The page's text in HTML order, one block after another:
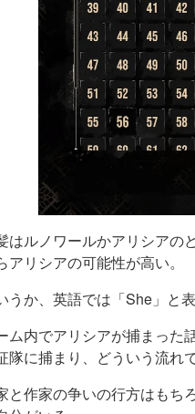
はルノワールかアリシアの
アリシアの可能性が高い。
うか、英語では「She」と
ム内でアリシアが捕まった
隊に捕まり、どういう流れ
と作家の争いの行方はもち